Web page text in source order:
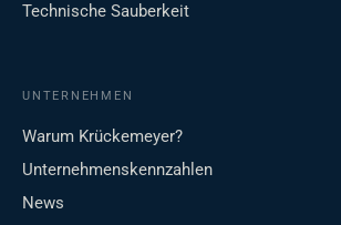
Technische Sauberkeit
UNTERNEHMEN
Warum Krückemeyer?
Unternehmenskennzahlen
News